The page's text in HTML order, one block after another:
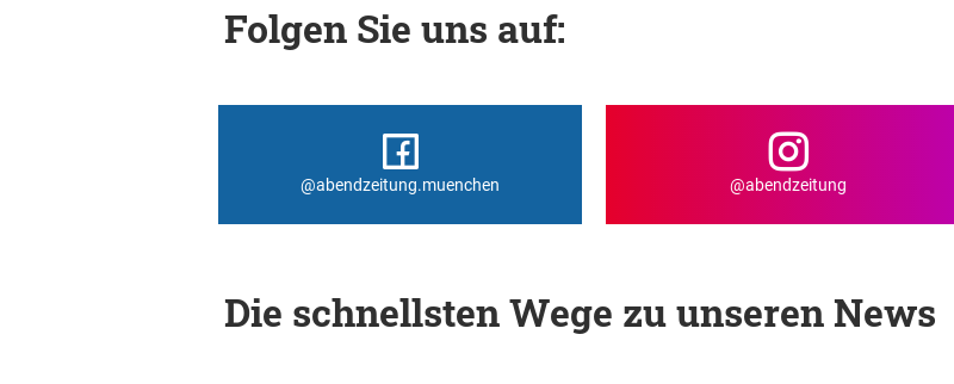
Folgen Sie uns auf:
@abendzeitung.muenchen @abendzeitung
Die schnellsten Wege zu unseren News